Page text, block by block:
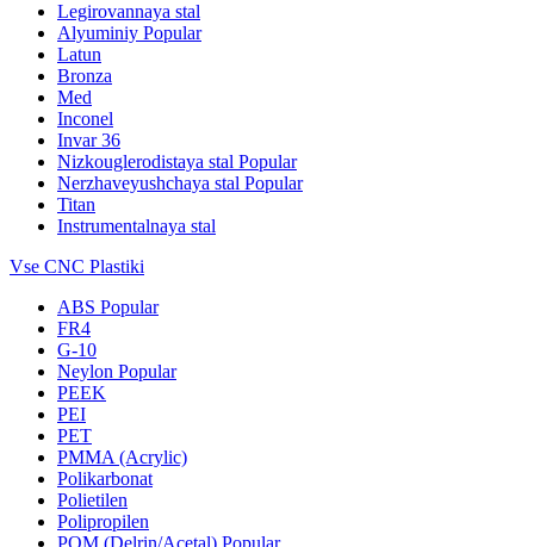
Legirovannaya stal
Alyuminiy Popular
Latun
Bronza
Med
Inconel
Invar 36
Nizkouglerodistaya stal Popular
Nerzhaveyushchaya stal Popular
Titan
Instrumentalnaya stal
Vse CNC Plastiki
ABS Popular
FR4
G-10
Neylon Popular
PEEK
PEI
PET
PMMA (Acrylic)
Polikarbonat
Polietilen
Polipropilen
POM (Delrin/Acetal) Popular